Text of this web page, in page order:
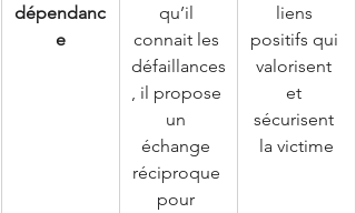
dépendanc
e
qu’il
connait les
défaillances
, il propose
un
échange
réciproque
pour
liens
positifs qui
valorisent
et
sécurisent
la victime